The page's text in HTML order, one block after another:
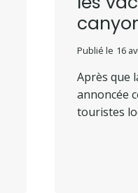
Publié le 16
Après que
annoncée
touristes